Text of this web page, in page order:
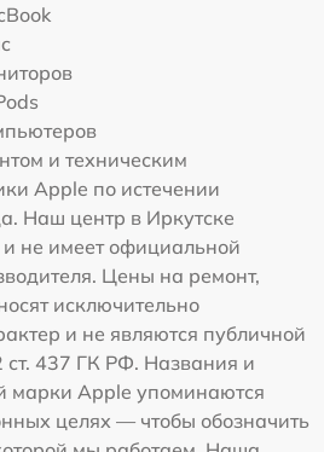
и техническим
Apple по истечении
Наш центр в Иркутске
и не имеет официальной
Цены на ремонт,
исключительно
и не являются публичной
ст. 437 ГК РФ. Названия и
марки Apple упоминаются
целях — чтобы обозначить